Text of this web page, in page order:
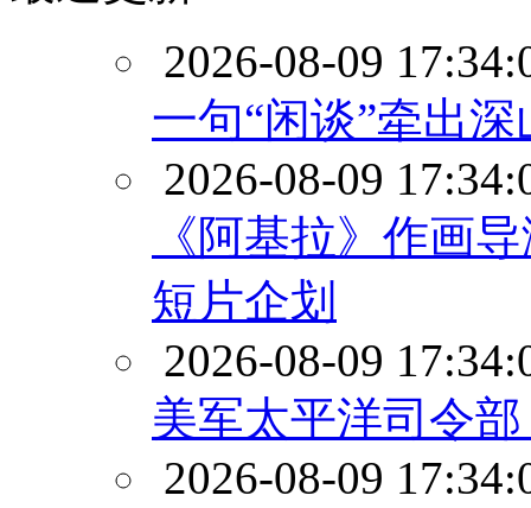
2026-08-09
一句“闲谈”牵出
2026-08-09
《阿基拉》作画
短片企划
2026-08-09
美军太平洋司令
2026-08-09